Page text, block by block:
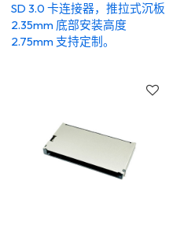
SD 3.0 卡连接器，推拉式沉板
2.35mm 底部安装高度
2.75mm 支持定制。